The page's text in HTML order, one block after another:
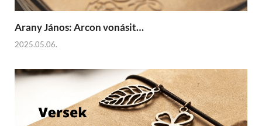
Arany János: Arcon vonásit…
2025.05.06.